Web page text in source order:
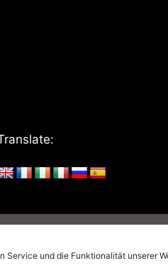
Service und die Funktionalität unserer